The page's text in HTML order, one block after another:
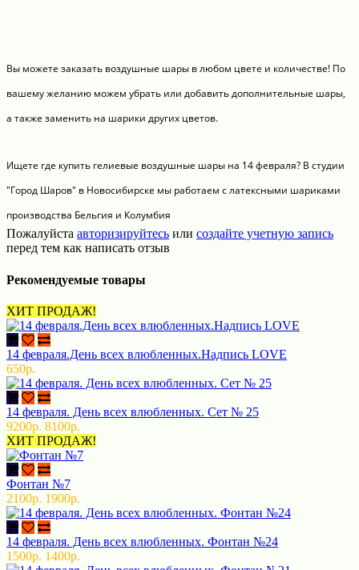
Вы можете заказать воздушные шары в любом цвете и количестве! По
вашему желанию можем убрать или добавить дополнительные шары,
а также заменить на шарики других цветов.
Ищете где купить гелиевые воздушные шары на 14 февраля? В студии
"Город Шаров" в Новосибирске мы работаем с латексными шариками
производства Бельгия и Колумбия
Пожалуйста авторизируйтесь или создайте учетную запись
перед тем как написать отзыв
Рекомендуемые товары
ХИТ ПРОДАЖ!
14 февраля.День всех влюбленных.Надпись LOVE
650р.
14 февраля. День всех влюбленных. Сет № 25
9200р. 8100р.
ХИТ ПРОДАЖ!
Фонтан №7
2100р. 1900р.
14 февраля. День всех влюбленных. Фонтан №24
1500р. 1400р.